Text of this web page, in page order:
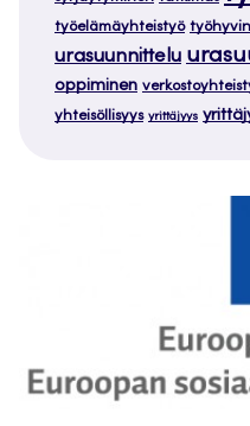
työelämäyhteistyö
urasuunnittelu
oppiminen
yhteisöllisyys yrittäjyys